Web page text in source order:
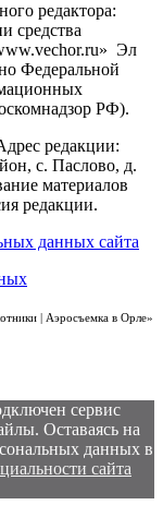
редактора:
средства
Эл
Федеральной
РФ).
редакции:
с. Паслово, д.
материалов
редакции.
данных сайта
| Аэросъемка в Орле»
сервис
Оставаясь на
данных в
сайта